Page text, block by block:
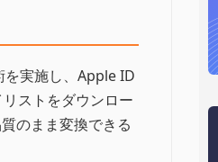
実施し、Apple ID
ストをダウンロー
のまま変換できる